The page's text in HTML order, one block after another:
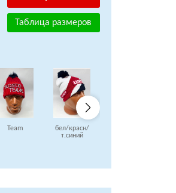
Таблица размеров
Team
бел/красн/
т.синий